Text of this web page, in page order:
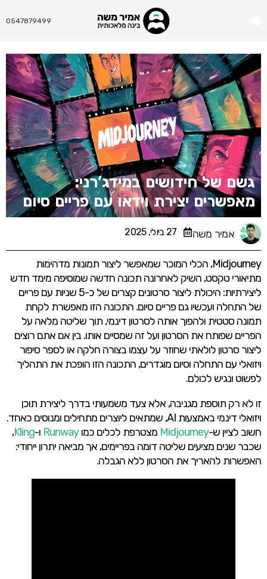
0547879499
גשם של חידושים במידג’רני:
מאפשרים יצירת וידאו עם פריים סיום
אמיר משה 27 ביולי, 2025
Midjourney, הכלי המוכר שמאפשר ליצור תמונות מדהימות
מתיאורי טקסט, השיק לאחרונה תכונה חדשה שמוסיפה מימד חדש
ליצירתיות: היכולת ליצור סרטונים קצרים של כ-5 שניות עם פריים
של התחלה ועכשיו גם פריים סיום. התכונה הזו מאפשרת לקחת
תמונה סטטית ולהפוך אותה לסרטון דינמי, תוך שליטה מלאה על
הפריים שפותח את הסרטון ועל זה שמסיים אותו. בין אם אתם רוצים
ליצור סרטון לולאתי שחוזר על עצמו בצורה חלקה או לספר סיפור
ויזואלי עם התחלה וסיום מוגדרים, התכונה הזו הופכת את התהליך
לפשוט ונגיש לכולם.
זו לא רק תוספת מגניבה, אלא צעד משמעותי בדרך ליצירת תוכן
ויזואלי דינמי באמצעות AI, שמתאים ליוצרים מתחילים ומנוסים כאחד.
חשוב לציין ש-Midjourney מצטרפת לכלים כמוRunway ו-Kling
,
שכבר שנים מציעים שליטה דומה בפריימים, אך מביאה יתרון ייחודי:
האפשרות להאריך את הסרטון ללא הגבלה.